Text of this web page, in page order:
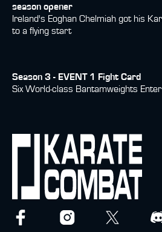
season opener
Ireland's Eoghan Chelmiah got his
to a flying start
Season 3 - EVENT 1 Fight Card
Six World-class Bantamweights Enter